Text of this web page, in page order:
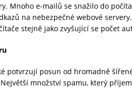
Mnoho e-mailů se snažilo do
na nebezpečné webové
stejně jako zvyšující se počet
potvrzují posun od hromadně
množství spamu, který